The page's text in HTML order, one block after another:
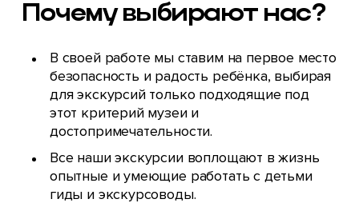
Почему выбирают нас?
В своей работе мы ставим на первое место
безопасность и радость ребёнка, выбирая
для экскурсий только подходящие под
этот критерий музеи и
достопримечательности.
Все наши экскурсии воплощают в жизнь
опытные и умеющие работать с детьми
гиды и экскурсоводы.